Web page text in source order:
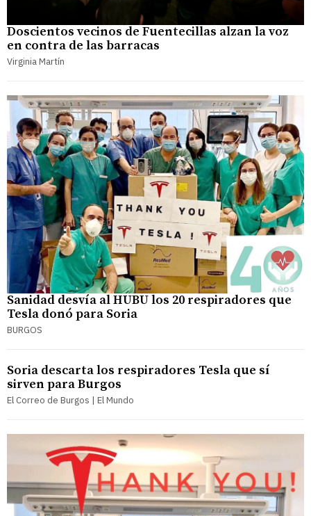
Doscientos vecinos de Fuentecillas alzan la voz
en contra de las barracas
Virginia Martín
Sanidad desvía al HUBU los 20 respiradores que
Tesla donó para Soria
BURGOS
Soria descarta los respiradores Tesla que sí
sirven para Burgos
El Correo de Burgos | El Mundo